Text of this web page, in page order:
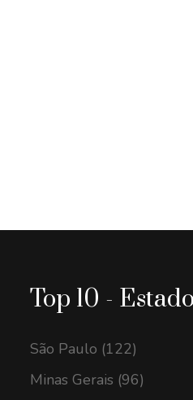
Top 10 -
São Paulo (122)
Minas Gerais (96)